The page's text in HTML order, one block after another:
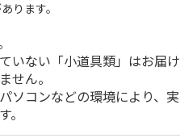
ります。
いない「小道具類」はお届け
せん。
ソコンなどの環境により、実